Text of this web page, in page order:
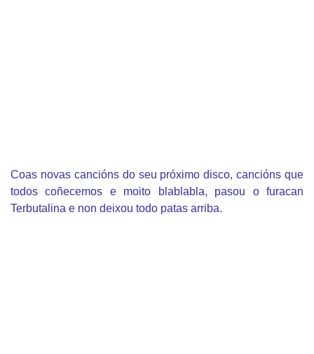
Coas novas cancións do seu próximo disco, cancións que
todos coñecemos e moito blablabla, pasou o furacan
Terbutalina e non deixou todo patas arriba.